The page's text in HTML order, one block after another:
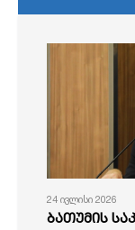
24 ივლისი 2026
ბათუმის